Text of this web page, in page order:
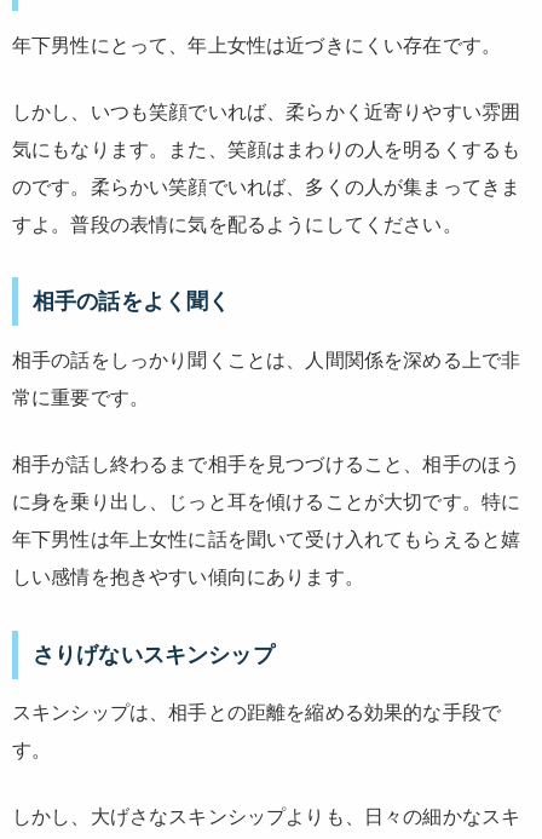
年下男性にとって、年上女性は近づきにくい存在です。
しかし、いつも笑顔でいれば、柔らかく近寄りやすい雰囲
気にもなります。また、笑顔はまわりの人を明るくするも
のです。柔らかい笑顔でいれば、多くの人が集まってきま
すよ。普段の表情に気を配るようにしてください。
相手の話をよく聞く
相手の話をしっかり聞くことは、人間関係を深める上で非
常に重要です。
相手が話し終わるまで相手を見つづけること、相手のほう
に身を乗り出し、じっと耳を傾けることが大切です。特に
年下男性は年上女性に話を聞いて受け入れてもらえると嬉
しい感情を抱きやすい傾向にあります。
さりげないスキンシップ
スキンシップは、相手との距離を縮める効果的な手段で
す。
しかし、大げさなスキンシップよりも、日々の細かなスキ